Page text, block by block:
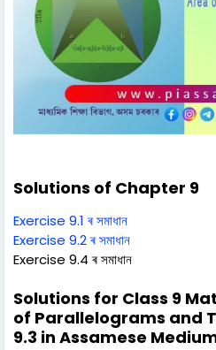
Solutions of Chapter 9
Exercise 9.1 ৰ সমাধান
Exercise 9.2 ৰ সমাধান
Exercise 9.4 ৰ সমাধান
Solutions for Class 9
of Parallelograms and
9.3 in Assamese